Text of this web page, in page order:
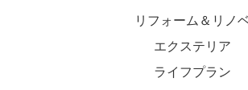
リフォーム＆リノ
エクステリア
ライフプラン